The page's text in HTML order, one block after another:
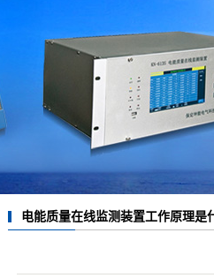
微机防孤岛保护装置
便携式电能质量分析仪
电能质量监测分析系统
无线温测系统
一次消谐
二次消谐装置
技术
电能质量在线监测装置工作原理是